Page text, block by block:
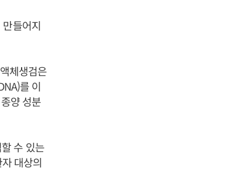
들어지
체생검은
를 이
양 성분
수 있는
대상의